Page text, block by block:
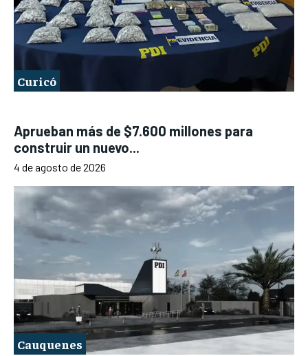
Curicó
Aprueban más de $7.600 millones para
construir un nuevo...
4 de agosto de 2026
Cauquenes